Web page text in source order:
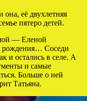
её двухлетняя
пятеро детей.
— Еленой
рождения… Соседи
и остались в селе. А
и самые
Больше о ней
Татьяна.